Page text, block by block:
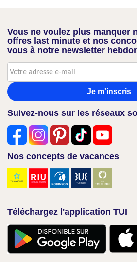
Vous ne voulez plus manquer
offres last minute et nos
vous à notre newsletter
Je m'inscris
Suivez-nous sur les réseaux
Nos concepts de vacances
Téléchargez l'application TUI